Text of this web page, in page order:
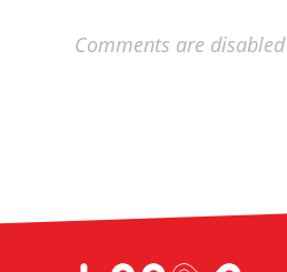
Comments are disabled